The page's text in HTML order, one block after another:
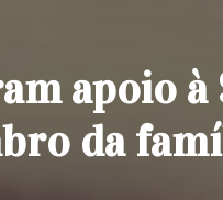
apoio
da